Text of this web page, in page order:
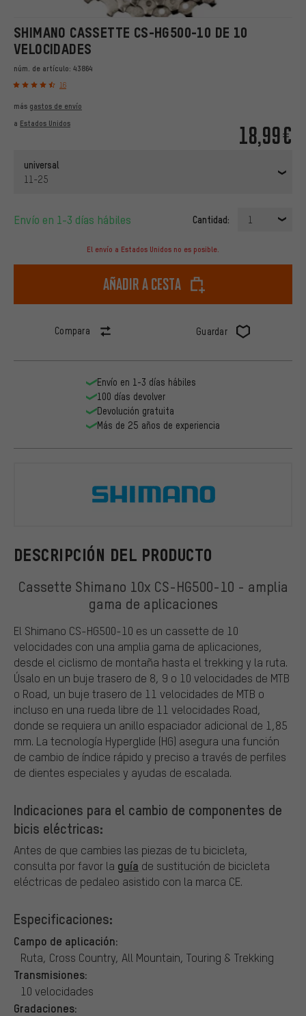
SHIMANO CASSETTE CS-HG500-10 DE 10
VELOCIDADES
núm. de artículo: 43864
16
18,99€
más gastos de envío
a Estados Unidos
universal
11-25
Envío en 1-3 días hábiles Cantidad: 1
El envío a Estados Unidos no es posible.
Añadir a cesta
Compara Guardar
DESCRIPCIÓN DEL PRODUCTO
Cassette Shimano 10x CS-HG500-10 - amplia
gama de aplicaciones
El Shimano CS-HG500-10 es un cassette de 10
velocidades con una amplia gama de aplicaciones,
desde el ciclismo de montaña hasta el trekking y la ruta.
Úsalo en un buje trasero de 8, 9 o 10 velocidades de MTB
o Road, un buje trasero de 11 velocidades de MTB o
incluso en una rueda libre de 11 velocidades Road,
donde se requiera un anillo espaciador adicional de 1,85
mm. La tecnología Hyperglide (HG) asegura una función
de cambio de índice rápido y preciso a través de perfiles
de dientes especiales y ayudas de escalada.
Indicaciones para el cambio de componentes de
bicis eléctricas:
Antes de que cambies las piezas de tu bicicleta,
consulta por favor la guía de sustitución de bicicleta
eléctricas de pedaleo asistido con la marca CE.
Especificaciones:
Campo de aplicación:
Ruta, Cross Country, All Mountain, Touring & Trekking
Transmisiones:
10 velocidades
Gradaciones:
Envío en 1-3 días hábiles
100 días devolver
Devolución gratuita
Más de 25 años de experiencia
Shimano